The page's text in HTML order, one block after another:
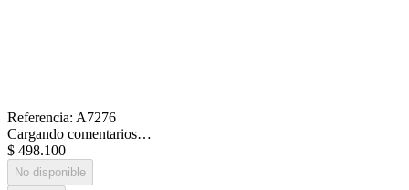
Referencia: A7276
Cargando comentarios…
$ 498.100
No disponible